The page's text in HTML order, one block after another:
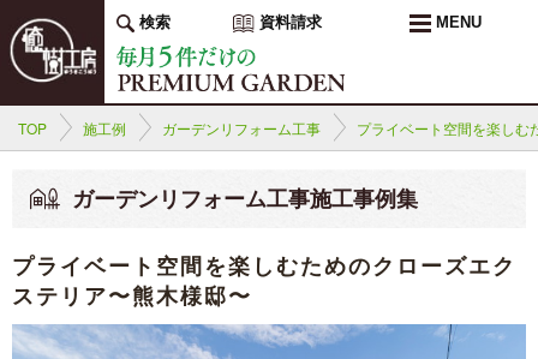
検索 資料請求 MENU
TOP 施工例 ガーデンリフォーム工事 プライベート空間を楽しむ
ガーデンリフォーム工事施工事例集
プライベート空間を楽しむためのクローズエク
ステリア〜熊木様邸〜